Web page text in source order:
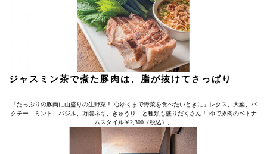
ジャスミン茶で煮た豚肉は、脂が抜けてさっぱり
「たっぷりの豚肉に山盛りの生野菜！ 心ゆくまで野菜を食べたいときに」レタス、大葉、パ
クチー、ミント、バジル、万能ネギ、きゅうり…と種類も盛りだくさん！ ゆで豚肉のベトナ
ムスタイル￥2,300（税込）。